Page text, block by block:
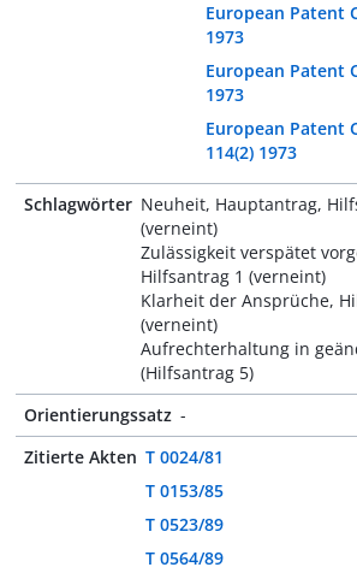
European Patent
1973
European Patent
1973
European Patent
114(2) 1973
Schlagwörter Neuheit, Hauptantrag,
(verneint)
Zulässigkeit verspätet
Hilfsantrag 1 (verneint)
Klarheit der Ansprüche,
(verneint)
Aufrechterhaltung in
(Hilfsantrag 5)
Orientierungssatz -
Zitierte Akten T 0024/81
T 0153/85
T 0523/89
T 0564/89